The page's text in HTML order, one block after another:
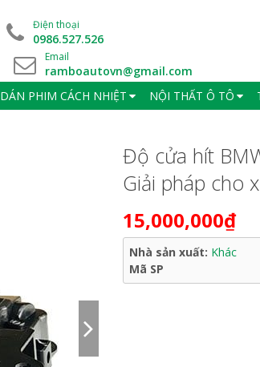
Điện thoại
0986.527.526
Email
ramboautovn@gmail.com
DÁN PHIM CÁCH NHIỆT NỘI THẤT Ô TÔ
Độ cửa hít
Giải pháp cho
15,000,000₫
Nhà sản xuất: Khác
Mã SP